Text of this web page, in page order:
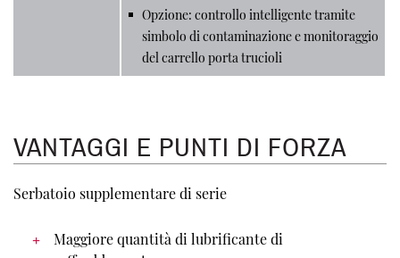
Opzione: controllo intelligente tramite
simbolo di contaminazione e monitoraggio
del carrello porta trucioli
VANTAGGI E PUNTI DI FORZA
Serbatoio supplementare di serie
Maggiore quantità di lubrificante di